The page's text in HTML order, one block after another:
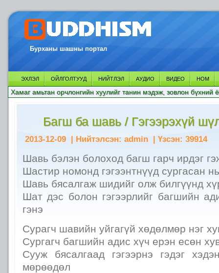
Бурханы шашны портал
ЭХЛЭЛ ОЙЛГОЛТУУД НИЙТЛЭЛ АУДИО ВИДЕО НОМ
Хамаг амьтан орчлонгийн хуулийг танин мэдэж, зовлон бүхний
Багш ба шавь / Гэгээрэхүй
2013-12-09 | Нийтэлсэн: admin | Үзсэн: 39914
Шавь бэлэн болоход багш гарч ирдэг
Шастир номонд гэгээнтнүүд сургасан
Шавь бясалгаж шидийг олж билгүүнд
Шат дэс болон гэгээрлийг багшийн
гэнэ
Сурагч шавийн уйгагүй хөдөлмөр нэг
Сургагч багшийн адис хүч ерэн есөн
Сууж бясалгаад гэгээрнэ гэдэг
мөрөөдөл